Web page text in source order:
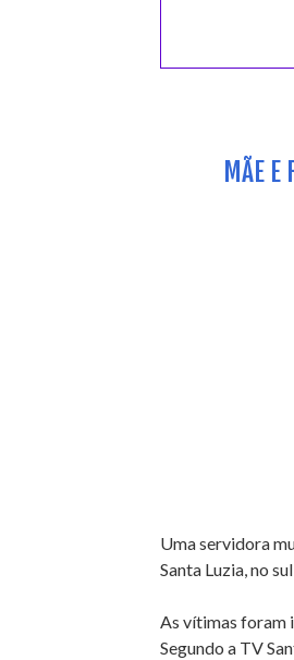
MÃE
Uma servidora
Santa Luzia, no
As vítimas foram
Segundo a TV